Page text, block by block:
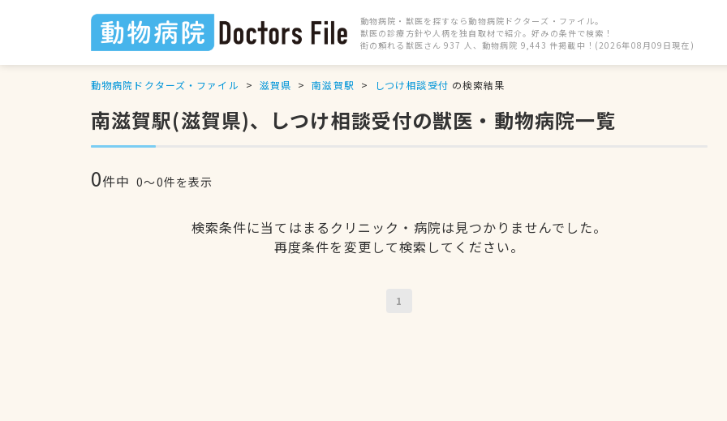
動物病院・獣医を探すなら動物病院ドクターズ・ファイル。
獣医の診療方針や人柄を独自取材で紹介。好みの条件で検索！
街の頼れる獣医さん 937 人、動物病院 9,443 件掲載中！(2026年08月09日現在)
動物病院ドクターズ・ファイル 滋賀県 南滋賀駅 しつけ相談受付 の検索結果
南滋賀駅(滋賀県)、しつけ相談受付の獣医・動物病院一覧
0件中 0〜0件を表示
検索条件に当てはまるクリニック・病院は見つかりませんでした。
再度条件を変更して検索してください。
1